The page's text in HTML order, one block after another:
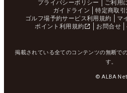
プライバシーポリシー
ご利用
ガイドライン
特定商取
ゴルフ場予約サービス利用規約
マ
ポイント利用規約
お問合せ
掲載されている全てのコンテンツの無断で
す。
© ALBA Net